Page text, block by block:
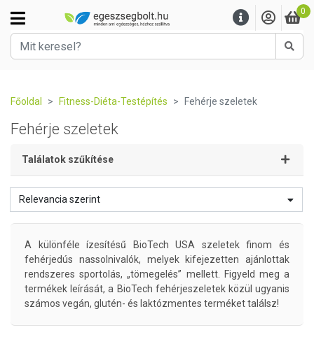
0
Főoldal Fitness-Diéta-Testépítés Fehérje szeletek
Fehérje szeletek
Találatok szűkítése
Relevancia szerint
A különféle ízesítésű BioTech USA szeletek finom és
fehérjedús nassolnivalók, melyek kifejezetten ajánlottak
rendszeres sportolás, „tömegelés” mellett. Figyeld meg a
termékek leírását, a BioTech fehérjeszeletek közül ugyanis
számos vegán, glutén- és laktózmentes terméket találsz!